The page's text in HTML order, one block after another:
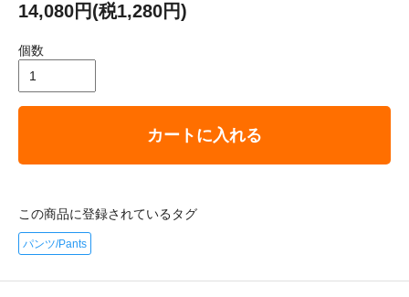
14,080円(税1,280円)
個数
カートに入れる
この商品に登録されているタグ
パンツ/Pants